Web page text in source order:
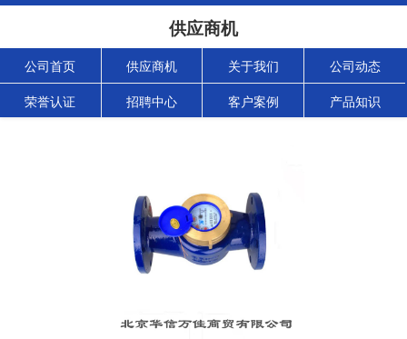
供应商机
公司首页 供应商机 关于我们 公司动态
荣誉认证 招聘中心 客户案例 产品知识